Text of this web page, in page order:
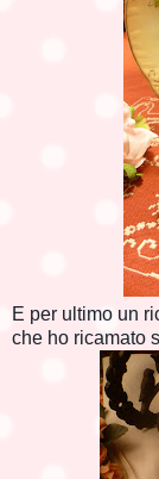
E per ultimo un
che ho ricamato